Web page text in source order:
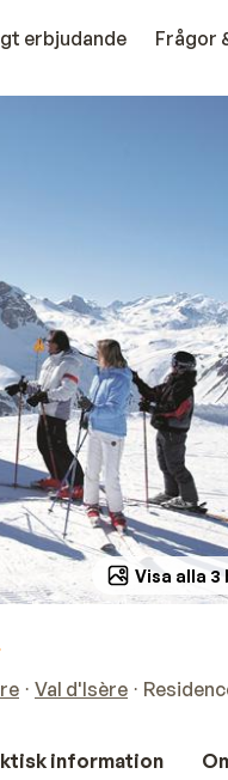
erbjudande Frågor
Visa alla 3
Val d'Isère
information